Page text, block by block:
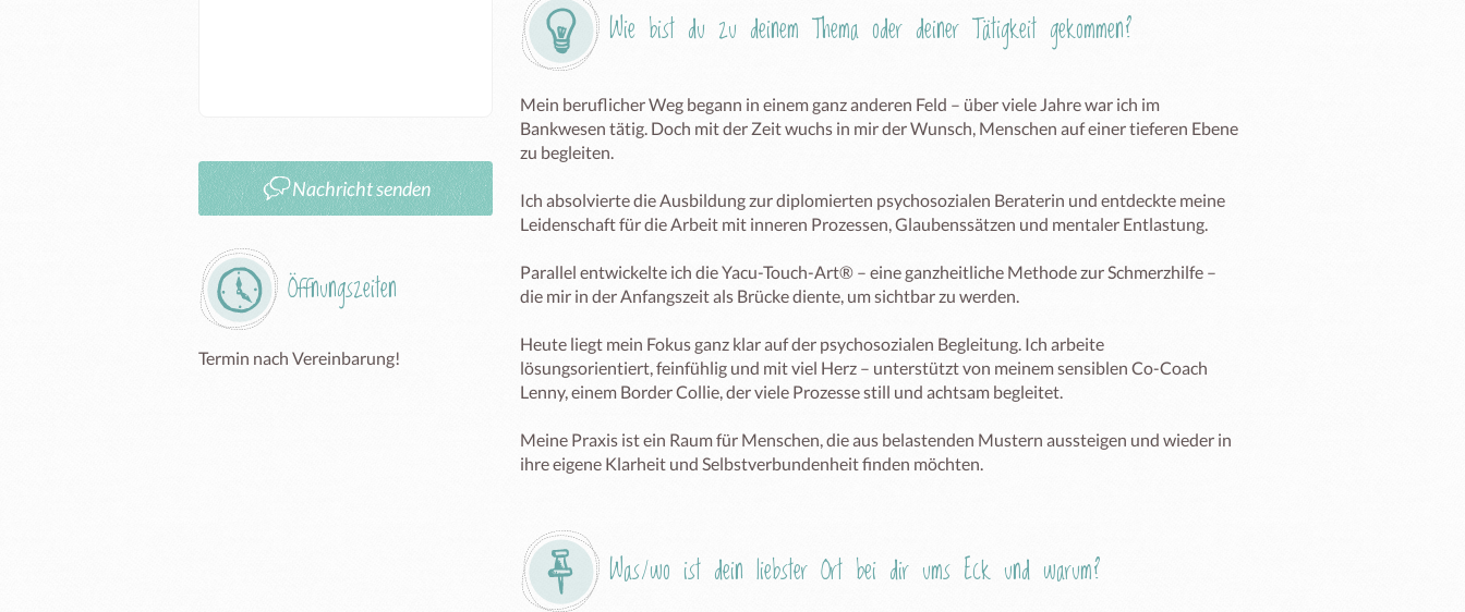
Wie bist du zu deinem Thema oder deiner Tätigkeit gekommen?
Mein beruflicher Weg begann in einem ganz anderen Feld – über viele Jahre war ich im
Bankwesen tätig. Doch mit der Zeit wuchs in mir der Wunsch, Menschen auf einer tieferen Ebene
zu begleiten.
Ich absolvierte die Ausbildung zur diplomierten psychosozialen Beraterin und entdeckte meine
Leidenschaft für die Arbeit mit inneren Prozessen, Glaubenssätzen und mentaler Entlastung.
Parallel entwickelte ich die Yacu-Touch-Art®️ – eine ganzheitliche Methode zur Schmerzhilfe –
die mir in der Anfangszeit als Brücke diente, um sichtbar zu werden.
Heute liegt mein Fokus ganz klar auf der psychosozialen Begleitung. Ich arbeite
lösungsorientiert, feinfühlig und mit viel Herz – unterstützt von meinem sensiblen Co-Coach
Lenny, einem Border Collie, der viele Prozesse still und achtsam begleitet.
Meine Praxis ist ein Raum für Menschen, die aus belastenden Mustern aussteigen und wieder in
Was/wo ist dein liebster Ort bei dir ums Eck und warum?
Nachricht senden
Öffnungszeiten
Termin nach Vereinbarung!